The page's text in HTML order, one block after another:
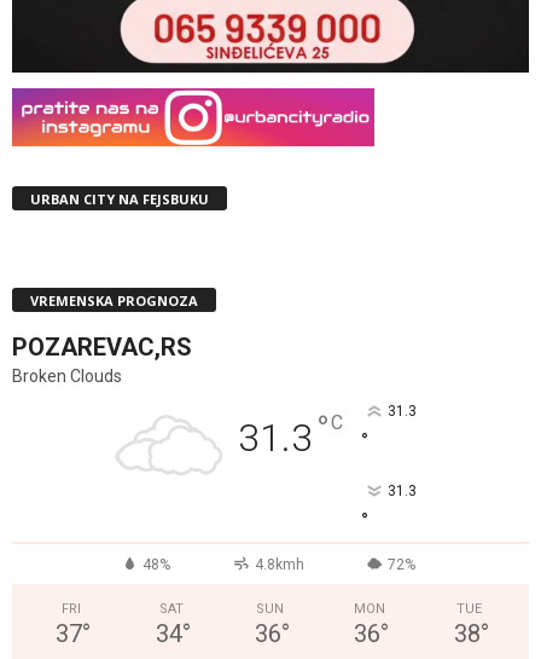
URBAN CITY NA FEJSBUKU
VREMENSKA PROGNOZA
POZAREVAC,RS
Broken Clouds
31.3 °C 31.3
°
31.3
°
48% 4.8kmh 72%
FRI
37°
SAT
34°
SUN
36°
MON
36°
TUE
38°